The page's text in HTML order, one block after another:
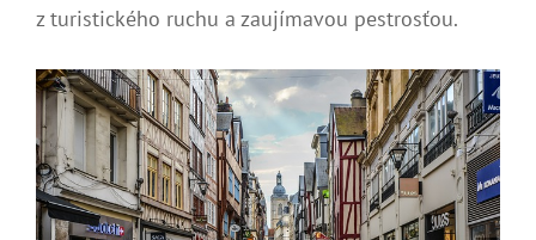
z turistického ruchu a zaujímavou pestrosťou.